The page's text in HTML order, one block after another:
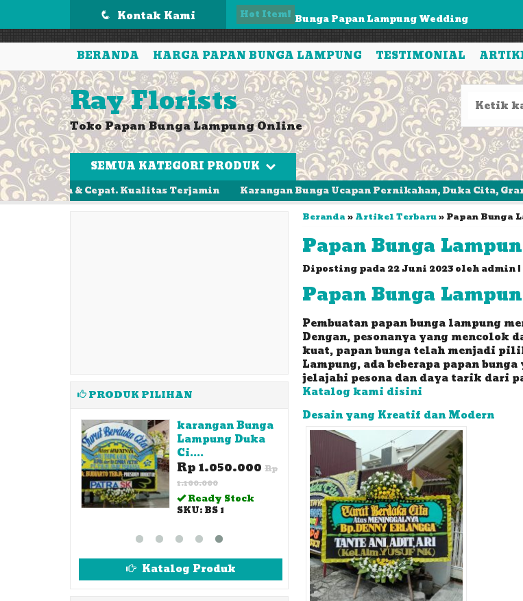
q Kontak Kami Hot Item! Bunga Papan Lampung Wedding
Karangan Bunga Lampung Duka Cita
Karangan Bunga Lampung Rustik
Bunga Meja Lampung
Papan Bunga Lampung Duka Cita
Papan Bunga lampung Selamat & Sukses
Karangan Bunga Lampung Selamat &
karangan Bunga Lampung Duka Cita
BERANDA HARGA PAPAN BUNGA LAMPUNG TESTIMONIAL
Ray Florists
Toko Papan Bunga Lampung Online
SEMUA KATEGORI PRODUK
& Cepat. Kualitas Terjamin Karangan Bunga Ucapan Pernikahan, Duka Cita, Grand
Beranda»Artikel Terbaru» Papan Bunga
Papan Bunga
Diposting pada 22 Juni 2023 oleh
Papan Bunga
Pembuatan papan bunga lampung
Dengan, pesonanya yang mencolok
kuat, papan bunga telah menjadi
Lampung, ada beberapa papan
jelajahi pesona dan daya tarik dari
Katalog kami disini
Desain yang Kreatif dan Modern
PRODUK PILIHAN
karangan Bunga
Lampung Duka
Ci....
Rp 1.050.000 Rp
1.100.000
Ready Stock
SKU: BS 1
Katalog Produk